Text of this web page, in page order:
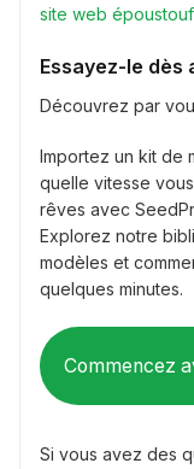
site web
Essayez-le dès
Découvrez par
Importez un kit de
quelle vitesse
rêves avec
Explorez notre
modèles et
quelques minutes.
Commencez
Si vous avez des